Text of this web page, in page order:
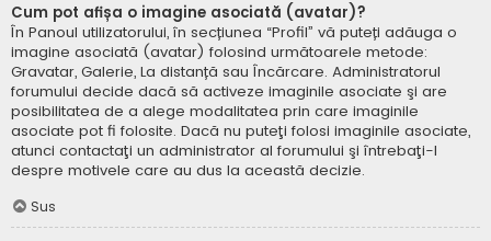
Cum pot afișa o imagine asociată (avatar)?
În Panoul utilizatorului, în secțiunea “Profil” vă puteți adăuga o
imagine asociată (avatar) folosind următoarele metode:
Gravatar, Galerie, La distanță sau Încărcare. Administratorul
forumului decide dacă să activeze imaginile asociate şi are
posibilitatea de a alege modalitatea prin care imaginile
asociate pot fi folosite. Dacă nu puteţi folosi imaginile asociate,
atunci contactaţi un administrator al forumului şi întrebaţi-l
despre motivele care au dus la această decizie.
Sus